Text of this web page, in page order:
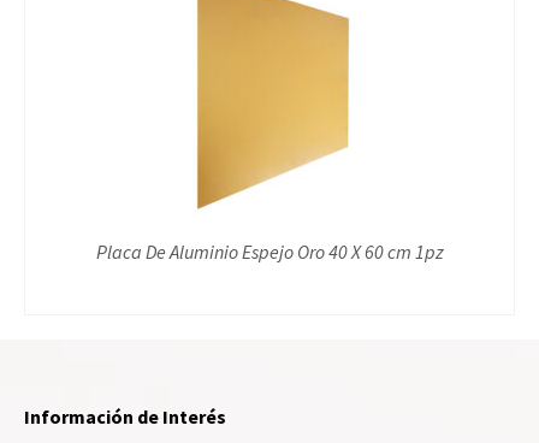
Placa De Aluminio Espejo Oro 40 X 60 cm 1pz
Información de Interés